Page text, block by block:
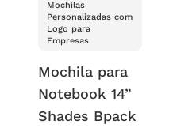
Mochilas
Personalizadas com
Logo para
Empresas
Mochila para
Notebook 14”
Shades Bpack